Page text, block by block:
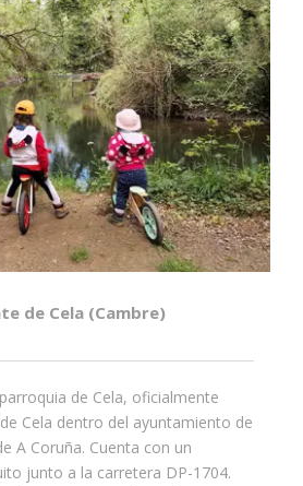
de Cela (Cambre)
de Cela, oficialmente
Cela dentro del ayuntamiento de
A Coruña. Cuenta con un
junto a la carretera DP-1704.